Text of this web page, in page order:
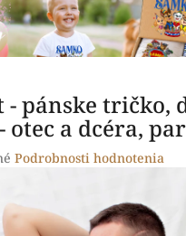
- pánske tričko,
otec a dcéra,
Podrobnosti hodnotenia